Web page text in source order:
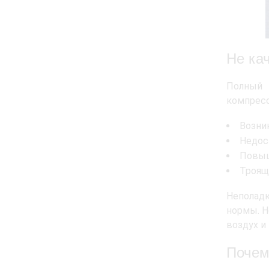
Не
Полный
нормы.
воздух и